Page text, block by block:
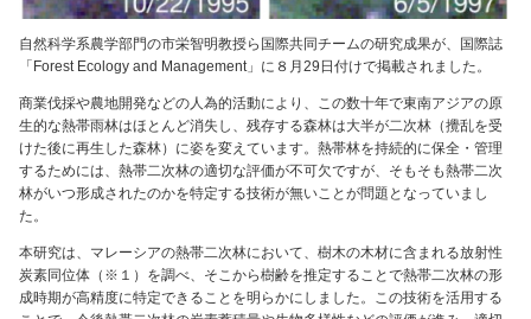
自然科学系農学部門の市栄智明教授ら国際共同チームの研究成果が、国際誌
「Forest Ecology and Management」に８月29日付けで掲載されました。
商業伐採や農地開発などの人為的活動により、この数十年で東南アジアの原
生的な熱帯雨林はほとんど消失し、残存する森林は大半が二次林（攪乱を受
けた後に再生した森林）に姿を変えています。熱帯林を持続的に保全・管理
するためには、熱帯二次林の適切な評価が不可欠ですが、そもそも熱帯二次
林がいつ形成されたのかを特定する技術が無いことが問題となっていまし
た。
本研究は、マレーシアの熱帯二次林において、樹木の木材に含まれる放射性
炭素同位体（※１）を調べ、そこから樹齢を推定することで熱帯二次林の形
成時期が高精度に特定できることを明らかにしました。この技術を活用する